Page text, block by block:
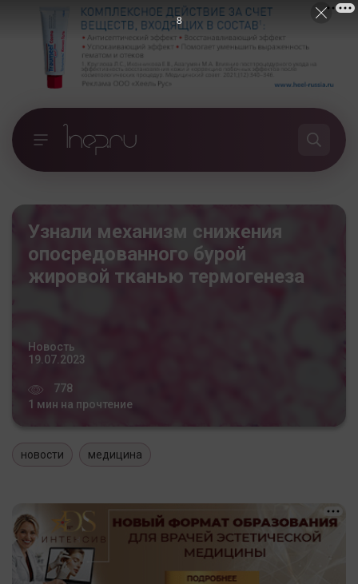
Узнали механизм снижения
опосредованного бурой
жировой тканью термогенеза
Новость
19.07.2023
778
1 мин на прочтение
новости медицина
7